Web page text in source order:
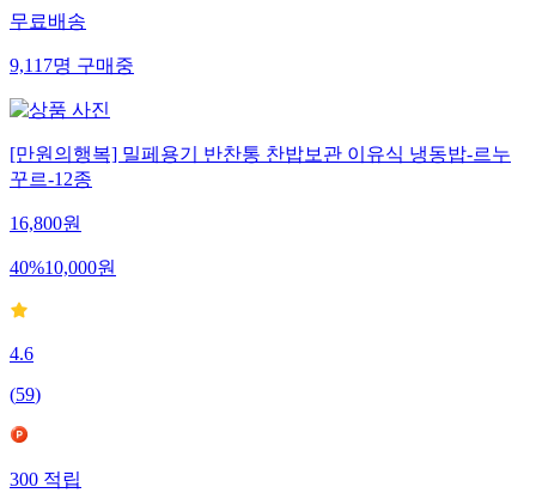
무료배송
9,117명구매중
[만원의행복] 밀페용기 반찬통 찬밥보관 이유식 냉동밥-르누
꾸르-12종
16,800원
40%10,000원
4.6
(59)
300적립